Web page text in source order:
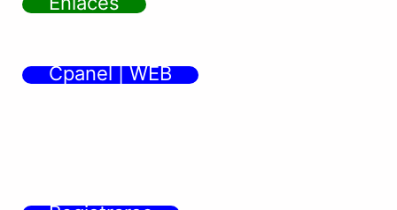
Cpanel | WEB